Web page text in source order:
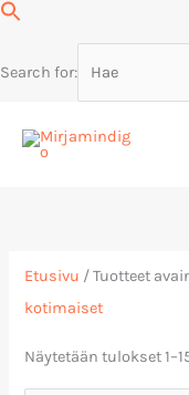
Search for:
Siirry
Etusivu / Tuotteet
kotimaiset
Näytetään tulokset